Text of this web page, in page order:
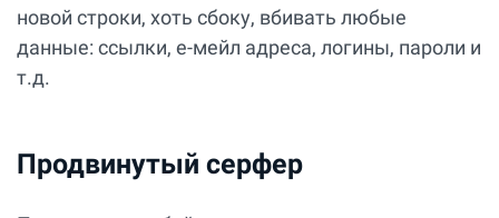
новой строки, хоть сбоку, вбивать любые
данные: ссылки, е-мейл адреса, логины, пароли и
т.д.
Продвинутый серфер